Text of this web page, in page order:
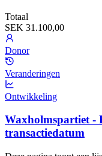
Totaal
SEK 31.100,00
Donor
Veranderingen
Ontwikkeling
Waxholmspartiet -
transactiedatum